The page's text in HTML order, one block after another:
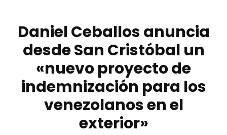
Daniel Ceballos anuncia
desde San Cristóbal un
«nuevo proyecto de
indemnización para los
venezolanos en el
exterior»